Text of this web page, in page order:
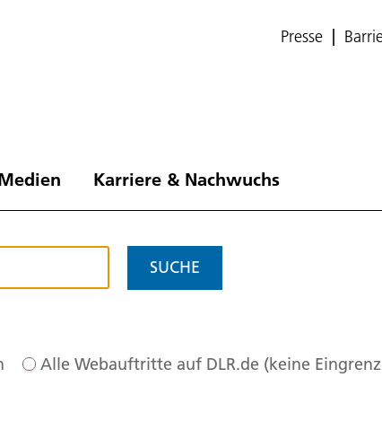
Presse
Karriere & Nachwuchs
SUCHE
Alle Webauftritte auf DLR.de (keine